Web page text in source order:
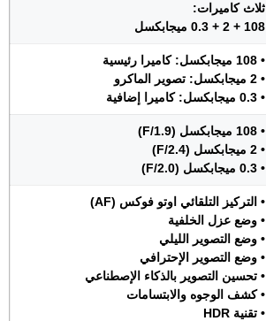
ثلاث كاميرات:
108 + 2 + 0.3 ميجابكسل
• 108 ميجابكسل: كاميرا رئيسية
• 2 ميجابكسل: تصوير الماكرو
• 0.3 ميجابكسل: كاميرا إضافية
• 108 ميجابكسل (F/1.9)
• 2 ميجابكسل (F/2.4)
• 0.3 ميجابكسل (F/2.0)
• التركيز التلقائي اوتو فوكس (AF)
• وضع عزل الخلفية
• وضع التصوير الليلي
• وضع التصوير الإحترافي
• تحسين التصوير بالذكاء الإصطناعي
• كشف الوجوه والابتسامات
• تقنية HDR